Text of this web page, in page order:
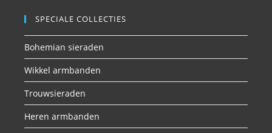
SPECIALE COLLECTIES
Bohemian sieraden
Wikkel armbanden
Trouwsieraden
Heren armbanden